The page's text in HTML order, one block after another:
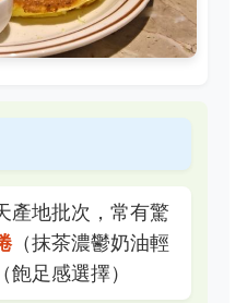
產地批次，常有驚
（抹茶濃鬱奶油輕
（飽足感選擇）